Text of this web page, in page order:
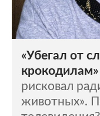
«Убегал от
крокодилам»
рисковал
животных».